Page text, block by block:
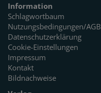
Information
Schlagwortbaum
Nutzungsbedingungen/AGB
Datenschutzerklärung
Cookie-Einstellungen
Impressum
Kontakt
Bildnachweise